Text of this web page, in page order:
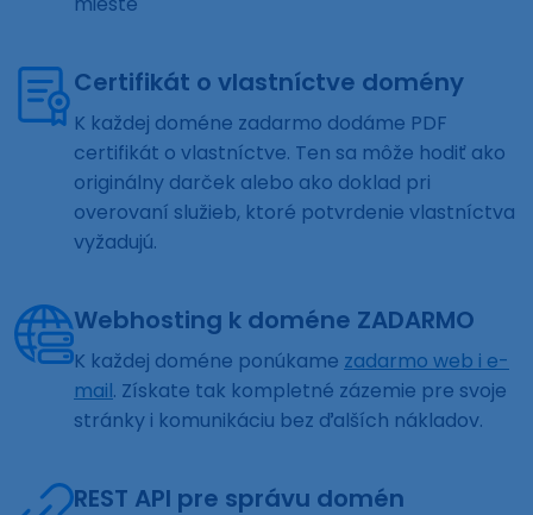
Certifikát o vlastníctve domény
K každej doméne zadarmo dodáme PDF
certifikát o vlastníctve. Ten sa môže hodiť ako
originálny darček alebo ako doklad pri
overovaní služieb, ktoré potvrdenie vlastníctva
vyžadujú.
Webhosting k doméne ZADARMO
K každej doméne ponúkame zadarmo web i e-
mail. Získate tak kompletné zázemie pre svoje
stránky i komunikáciu bez ďalších nákladov.
REST API pre správu domén